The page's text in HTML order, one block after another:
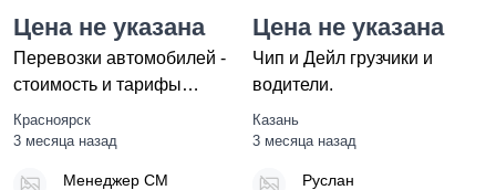
Цена не указана
Перевозки автомобилей -
стоимость и тарифы
транспортной компании
«Нев
Красноярск
3 месяца назад
Менеджер СМ
Цена не указана
Чип и Дейл грузчики и
водители.
Казань
3 месяца назад
Руслан